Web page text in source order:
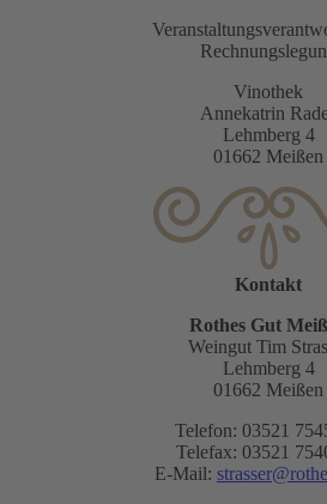
Vinothek
Annekatrin
Lehmberg 4
01662 Meißen
Kontakt
Rothes Gut
Weingut Tim
Lehmberg 4
01662 Meißen
Telefon: 03521
Telefax: 03521
E-Mail: